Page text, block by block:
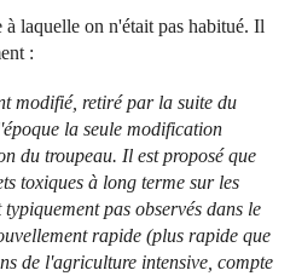
laquelle on n'était pas habitué. Il
:
modifié, retiré par la suite du
la seule modification
du troupeau. Il est proposé que
toxiques à long terme sur les
pas observés dans le
rapide (plus rapide que
de l'agriculture intensive, compte